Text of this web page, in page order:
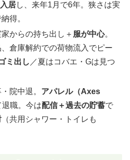
居し、来年1月で6年。狭さは実
得。
からの持ち出し＋ 服が中心。
倉庫解約での荷物流入でピー
ミ出し ／夏はコバエ・Gは見つ
院中退。 アパレル（Axes
退職。今は配信＋過去の貯蓄で
（共用シャワー・トイレも